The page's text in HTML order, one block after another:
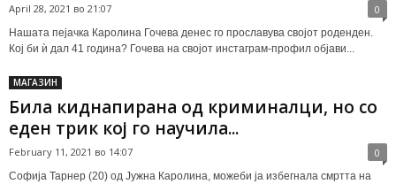
April 28, 2021 во 21:07 0
Нашата пејачка Каролина Гочева денес го прославува својот роденден.
Кој би ѝ дал 41 година? Гочева на својот инстаграм-профил објави...
МАГАЗИН
Била киднапирана од криминалци, но со
еден трик кој го научила...
February 11, 2021 во 14:07 0
Софија Тарнер (20) од Јужна Каролина, можеби ја избегнала смртта на